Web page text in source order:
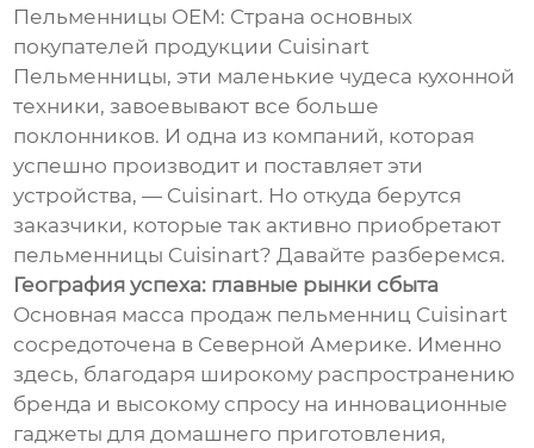
Пельменницы OEM: Страна основных
покупателей продукции Cuisinart
Пельменницы, эти маленькие чудеса кухонной
техники, завоевывают все больше
поклонников. И одна из компаний, которая
успешно производит и поставляет эти
устройства, — Cuisinart. Но откуда берутся
заказчики, которые так активно приобретают
пельменницы Cuisinart? Давайте разберемся.
География успеха: главные рынки сбыта
Основная масса продаж пельменниц Cuisinart
сосредоточена в Северной Америке. Именно
здесь, благодаря широкому распространению
бренда и высокому спросу на инновационные
гаджеты для домашнего приготовления,